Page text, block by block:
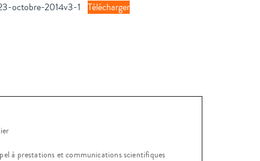
octobre-2014v3-1 Télécharger
à prestations et communications scientifiques